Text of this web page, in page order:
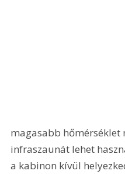
magasabb hőmérséklet
infraszaunát lehet
a kabinon kívül